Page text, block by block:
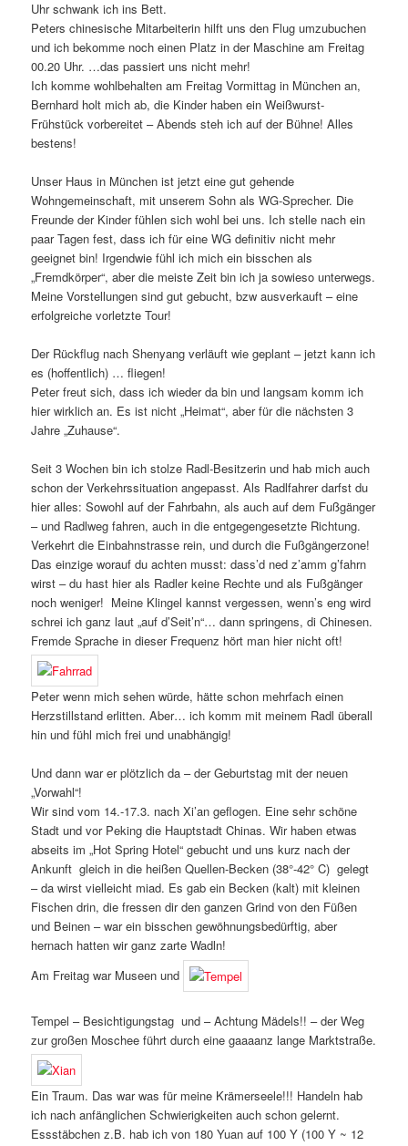
Uhr schwank ich ins Bett.
Peters chinesische Mitarbeiterin hilft uns den Flug umzubuchen
und ich bekomme noch einen Platz in der Maschine am Freitag
00.20 Uhr. …das passiert uns nicht mehr!
Ich komme wohlbehalten am Freitag Vormittag in München an,
Bernhard holt mich ab, die Kinder haben ein Weißwurst-
Frühstück vorbereitet – Abends steh ich auf der Bühne! Alles
bestens!
Unser Haus in München ist jetzt eine gut gehende
Wohngemeinschaft, mit unserem Sohn als WG-Sprecher. Die
Freunde der Kinder fühlen sich wohl bei uns. Ich stelle nach ein
paar Tagen fest, dass ich für eine WG definitiv nicht mehr
geeignet bin! Irgendwie fühl ich mich ein bisschen als
„Fremdkörper“, aber die meiste Zeit bin ich ja sowieso unterwegs.
Meine Vorstellungen sind gut gebucht, bzw ausverkauft – eine
erfolgreiche vorletzte Tour!
Der Rückflug nach Shenyang verläuft wie geplant – jetzt kann ich
es (hoffentlich) … fliegen!
Peter freut sich, dass ich wieder da bin und langsam komm ich
hier wirklich an. Es ist nicht „Heimat“, aber für die nächsten 3
Jahre „Zuhause“.
Seit 3 Wochen bin ich stolze Radl-Besitzerin und hab mich auch
schon der Verkehrssituation angepasst. Als Radlfahrer darfst du
hier alles: Sowohl auf der Fahrbahn, als auch auf dem Fußgänger
– und Radlweg fahren, auch in die entgegengesetzte Richtung.
Verkehrt die Einbahnstrasse rein, und durch die Fußgängerzone!
Das einzige worauf du achten musst: dass’d ned z’amm g’fahrn
wirst – du hast hier als Radler keine Rechte und als Fußgänger
noch weniger! Meine Klingel kannst vergessen, wenn’s eng wird
schrei ich ganz laut „auf d’Seit’n“… dann springens, di Chinesen.
Fremde Sprache in dieser Frequenz hört man hier nicht oft!
Peter wenn mich sehen würde, hätte schon mehrfach einen
Herzstillstand erlitten. Aber… ich komm mit meinem Radl überall
hin und fühl mich frei und unabhängig!
Und dann war er plötzlich da – der Geburtstag mit der neuen
„Vorwahl“!
Wir sind vom 14.-17.3. nach Xi’an geflogen. Eine sehr schöne
Stadt und vor Peking die Hauptstadt Chinas. Wir haben etwas
abseits im „Hot Spring Hotel“ gebucht und uns kurz nach der
Ankunft gleich in die heißen Quellen-Becken (38°-42° C) gelegt
– da wirst vielleicht miad. Es gab ein Becken (kalt) mit kleinen
Fischen drin, die fressen dir den ganzen Grind von den Füßen
und Beinen – war ein bisschen gewöhnungsbedürftig, aber
hernach hatten wir ganz zarte Wadln!
Am Freitag war Museen und
Tempel – Besichtigungstag und – Achtung Mädels!! – der Weg
zur großen Moschee führt durch eine gaaaanz lange Marktstraße.
Ein Traum. Das war was für meine Krämerseele!!! Handeln hab
ich nach anfänglichen Schwierigkeiten auch schon gelernt.
Essstäbchen z.B. hab ich von 180 Yuan auf 100 Y (100 Y ~ 12